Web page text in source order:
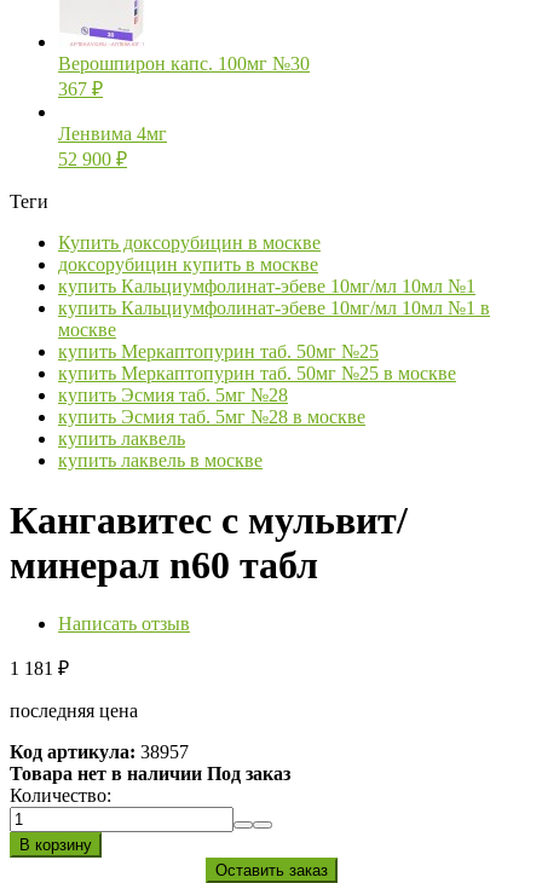
Верошпирон капс. 100мг №30
367 ₽
Ленвима 4мг
52 900 ₽
Теги
Купить доксорубицин в москве
доксорубицин купить в москве
купить Кальциумфолинат-эбеве 10мг/мл 10мл №1
купить Кальциумфолинат-эбеве 10мг/мл 10мл №1 в
москве
купить Меркаптопурин таб. 50мг №25
купить Меркаптопурин таб. 50мг №25 в москве
купить Эсмия таб. 5мг №28
купить Эсмия таб. 5мг №28 в москве
купить лаквель
купить лаквель в москве
Кангавитес с мульвит/
минерал n60 табл
Написать отзыв
1 181 ₽
последняя цена
Код артикула: 38957
Товара нет в наличии Под заказ
Количество: